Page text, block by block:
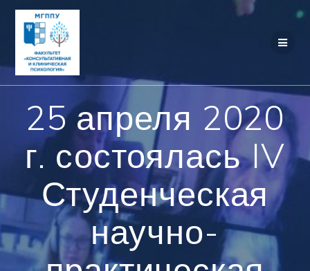
25 апреля 2020
г. состоялась IV
Студенческая
научно-